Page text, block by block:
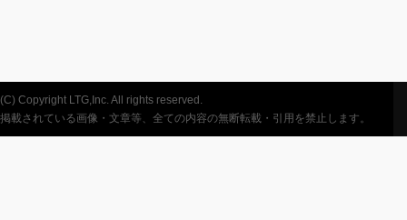
(C) Copyright LTG,Inc. All rights reserved.
掲載されている画像・文章等、全ての内容の無断転載・引用を禁止します。